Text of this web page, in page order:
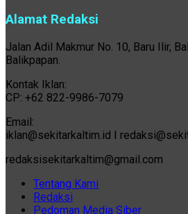
Alamat Redaksi
Jalan Adil Makmur No. 10, Baru Ilir,
Balikpapan.
Kontak Iklan:
CP: +62 822-9986-7079
Email:
iklan@sekitarkaltim.id I
redaksisekitarkaltim@gmail.com
Tentang Kami
Redaksi
Pedoman Media Siber